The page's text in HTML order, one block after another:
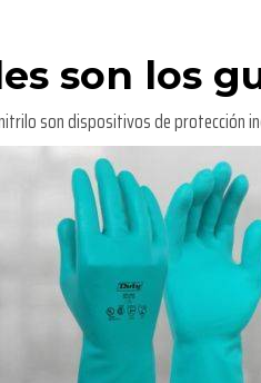
son los
son dispositivos de protección